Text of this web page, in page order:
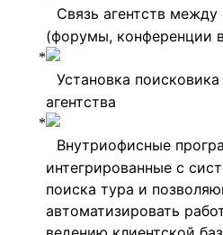
Связь агентств между
(форумы, конференции
Установка поисковика
агентства
Внутриофисные
интегрированные с
поиска тура и
автоматизировать